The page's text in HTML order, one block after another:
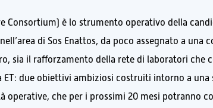
Consortium) è lo strumento operativo della
di Sos Enattos, da poco assegnato a una
sia il rafforzamento della rete di laboratori che
ET: due obiettivi ambiziosi costruiti intorno a
operative, che per i prossimi 20 mesi potranno